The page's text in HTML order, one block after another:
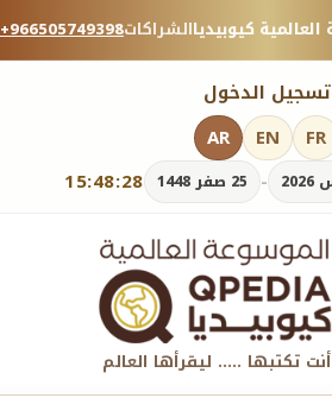
+966505749398الشراكات
تسجيل الدخول
15:48:29 - 25 صفر 1448
AR EN FR
أنت تكتبها ..... ليقرأها العالم